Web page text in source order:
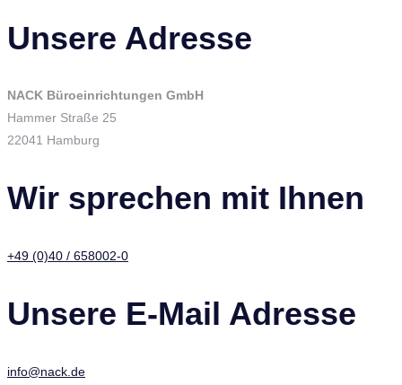
Unsere Adresse
NACK Büroeinrichtungen GmbH
Hammer Straße 25
22041 Hamburg
Wir sprechen mit Ihnen
+49 (0)40 / 658002-0
Unsere E-Mail Adresse
info@nack.de